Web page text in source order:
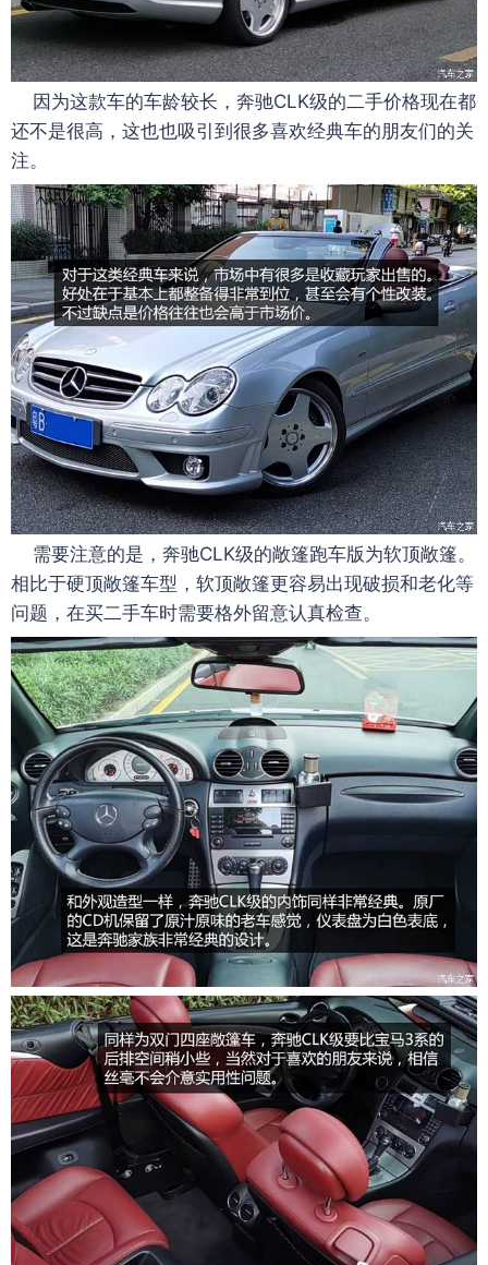
因为这款车的车龄较长，奔驰CLK级的二手价格现在都
还不是很高，这也也吸引到很多喜欢经典车的朋友们的关
注。
需要注意的是，奔驰CLK级的敞篷跑车版为软顶敞篷。
相比于硬顶敞篷车型，软顶敞篷更容易出现破损和老化等
问题，在买二手车时需要格外留意认真检查。